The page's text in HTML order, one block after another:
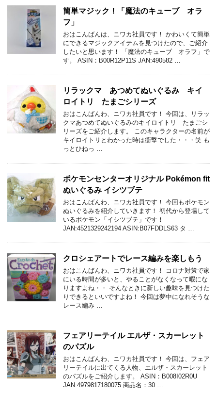
簡単マジック！「魔法のキューブ オラ
フ」
おはこんばんは、ニワカ社員です！ かわいくて簡単
にできるマジックアイテムを見つけたので、ご紹介
したいと思います！ 「魔法のキューブ オラフ」で
す。 ASIN：B00R12P11S JAN:490582 …
リラックマ あつめてぬいぐるみ キイ
ロイトリ たまごシリーズ
おはこんばんわ、ニワカ社員です！ 今回は、リラッ
クマあつめてぬいぐるみのキイロイトリ たまごシ
リーズをご紹介します。 このキャラクターの名前が
キイロイトリとわかった時は衝撃でした・・・笑 も
っとひねっ …
ポケモンセンターオリジナル Pokémon fit
ぬいぐるみ イシツブテ
おはこんばんわ、ニワカ社員です！ 今回もポケモン
ぬいぐるみを紹介していきます！ 初代から登場して
いるポケモン「イシツブテ」です！
JAN:4521329242194 ASIN:B07FDDLS63 タ …
クロシェアートでレース編みを楽しもう
おはこんばんわ、ニワカ社員です！ コロナ対策で家
にいる時間が多いと、やることがなくなって暇にな
りますよね・・ そんなときに新しい趣味を見つけた
りできるといいですよね！ 今回は夢中になれそうな
レース編み …
フェアリーテイル エルザ・スカーレット
のパズル
おはこんばんわ、ニワカ社員です！ 今回は、フェア
リーテイルに出てくる人物、エルザ・スカーレット
のパズルをご紹介します。 ASIN：B008I02R0U
JAN:4979817180075 商品名：30 …